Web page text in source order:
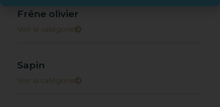
Frêne olivier
Voir la catégorie
Sapin
Voir la catégorie